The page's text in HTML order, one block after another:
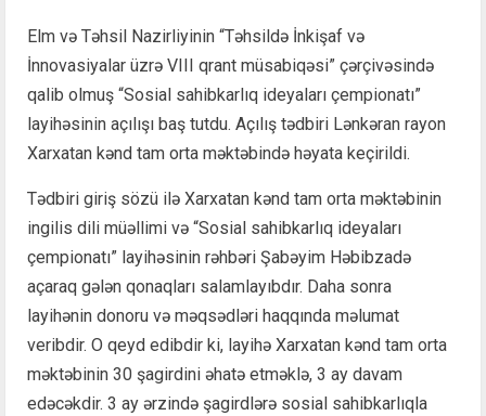
Elm və Təhsil Nazirliyinin “Təhsildə İnkişaf və
İnnovasiyalar üzrə VIII qrant müsabiqəsi” çərçivəsində
qalib olmuş “Sosial sahibkarlıq ideyaları çempionatı”
layihəsinin açılışı baş tutdu. Açılış tədbiri Lənkəran rayon
Xarxatan kənd tam orta məktəbində həyata keçirildi.
Tədbiri giriş sözü ilə Xarxatan kənd tam orta məktəbinin
ingilis dili müəllimi və “Sosial sahibkarlıq ideyaları
çempionatı” layihəsinin rəhbəri Şabəyim Həbibzadə
açaraq gələn qonaqları salamlayıbdır. Daha sonra
layihənin donoru və məqsədləri haqqında məlumat
veribdir. O qeyd edibdir ki, layihə Xarxatan kənd tam orta
məktəbinin 30 şagirdini əhatə etməklə, 3 ay davam
edəcəkdir. 3 ay ərzində şagirdlərə sosial sahibkarlıqla